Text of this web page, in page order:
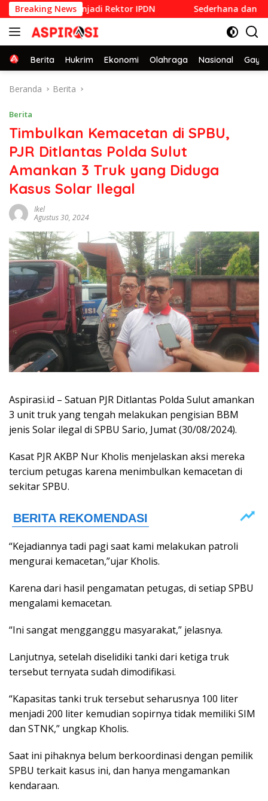
Langsung
ke
konten
Breaking News
Dilantik Menjadi Rektor IPDN Sederhana dan Penuh
Home
Berita Hukrim Ekonomi Olahraga Nasional Gaya
Beranda Berita
Berita
Timbulkan Kemacetan di SPBU,
PJR Ditlantas Polda Sulut
Amankan 3 Truk yang Diduga
Kasus Solar Ilegal
Ikel
Agustus 30, 2024
Aspirasi.id – Satuan PJR Ditlantas Polda Sulut amankan
3 unit truk yang tengah melakukan pengisian BBM
jenis Solar ilegal di SPBU Sario, Jumat (30/08/2024).
Kasat PJR AKBP Nur Kholis menjelaskan aksi mereka
tercium petugas karena menimbulkan kemacetan di
sekitar SPBU.
“Kejadiannya tadi pagi saat kami melakukan patroli
mengurai kemacetan,”ujar Kholis.
Karena dari hasil pengamatan petugas, di setiap SPBU
mengalami kemacetan.
“Ini sangat mengganggu masyarakat,” jelasnya.
Lanjutnya, setelah diselidiki tanki dari ketiga truk
tersebut ternyata sudah dimodifikasi.
“Kapasitas tanki truk tersebut seharusnya 100 liter
menjadi 200 liter kemudian sopirnya tidak memiliki SIM
dan STNK,” ungkap Kholis.
Saat ini pihaknya belum berkoordinasi dengan pemilik
SPBU terkait kasus ini, dan hanya mengamankan
kendaraan.